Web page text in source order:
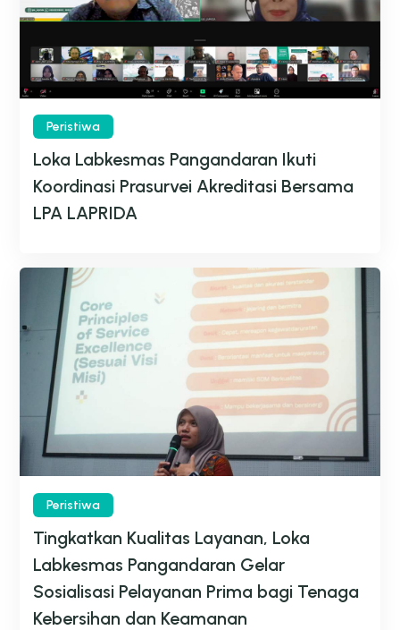
Peristiwa
Loka Labkesmas Pangandaran Ikuti
Koordinasi Prasurvei Akreditasi Bersama
LPA LAPRIDA
Peristiwa
Tingkatkan Kualitas Layanan, Loka
Labkesmas Pangandaran Gelar
Sosialisasi Pelayanan Prima bagi Tenaga
Kebersihan dan Keamanan